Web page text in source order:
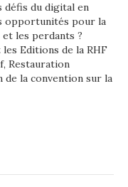
défis du digital en
opportunités pour la
les perdants ?
Editions de la RHF
Restauration
de la convention sur la